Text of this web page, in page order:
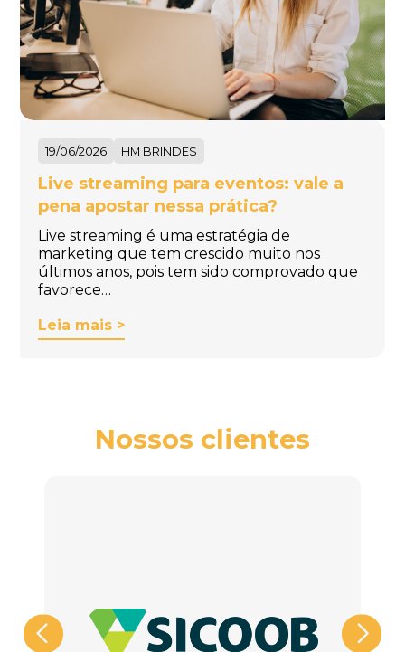
19/06/2026 HM BRINDES
Live streaming para eventos: vale a
pena apostar nessa prática?
Live streaming é uma estratégia de
marketing que tem crescido muito nos
últimos anos, pois tem sido comprovado que
favorece…
Leia mais >
Nossos clientes